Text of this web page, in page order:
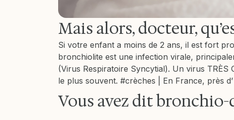
Mais alors, docteur,
Si votre enfant a moins de 2 ans, il est fort
bronchiolite est une infection virale,
(Virus Respiratoire Syncytial). Un virus TRÈS
le plus souvent. #crèches | En France, près
Vous avez dit bronchio-